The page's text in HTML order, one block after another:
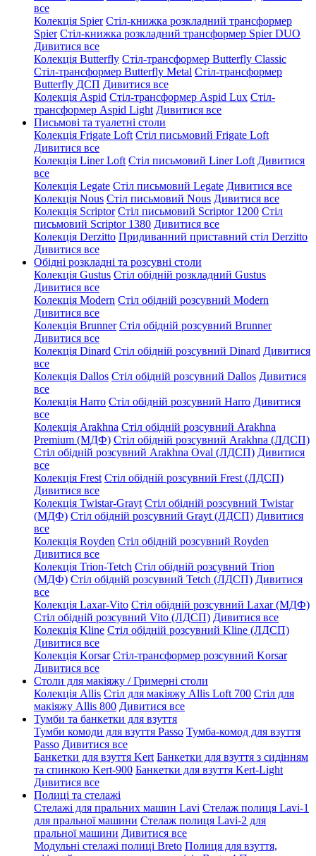
все
Колекція Spier Стіл-книжка розкладний трансформер
Spier Стіл-книжка розкладний трансформер Spier DUO
Дивитися все
Колекція Butterfly Стіл-трансформер Butterfly Classic
Стіл-трансформер Butterfly Metal Стіл-трансформер
Butterfly ДСП Дивитися все
Колекція Aspid Стіл-трансформер Aspid Lux Стіл-
трансформер Aspid Light Дивитися все
Письмові та туалетні столи
Колекція Frigate Loft Стіл письмовий Frigate Loft
Дивитися все
Колекція Liner Loft Стіл письмовий Liner Loft Дивитися
все
Колекція Legate Стіл письмовий Legate Дивитися все
Колекція Nous Стіл письмовий Nous Дивитися все
Колекція Scriptor Стіл письмовий Scriptor 1200 Стіл
письмовий Scriptor 1380 Дивитися все
Колекція Derzitto Придиванний приставний стіл Derzitto
Дивитися все
Обідні розкладні та розсувні столи
Колекція Gustus Стіл обідній розкладний Gustus
Дивитися все
Колекція Modern Стіл обідній розсувний Modern
Дивитися все
Колекція Brunner Стіл обідній розсувний Brunner
Дивитися все
Колекція Dinard Стіл обідній розсувний Dinard Дивитися
все
Колекція Dallos Стіл обідній розсувний Dallos Дивитися
все
Колекція Harro Стіл обідній розсувний Harro Дивитися
все
Колекція Arakhna Стіл обідній розсувний Arakhna
Premium (МДФ) Стіл обідній розсувний Arakhna (ЛДСП)
Стіл обідній розсувний Arakhna Oval (ЛДСП) Дивитися
все
Колекція Frest Стіл обідній розсувний Frest (ЛДСП)
Дивитися все
Колекція Twistar-Grayt Стіл обідній розсувний Twistar
(МДФ) Стіл обідній розсувний Grayt (ЛДСП) Дивитися
все
Колекція Royden Стіл обідній розсувний Royden
Дивитися все
Колекція Trion-Tetch Стіл обідній розсувний Trion
(МДФ) Стіл обідній розсувний Tetch (ЛДСП) Дивитися
все
Колекція Laxar-Vito Стіл обідній розсувний Laxar (МДФ)
Стіл обідній розсувний Vito (ЛДСП) Дивитися все
Колекція Kline Стіл обідній розсувний Kline (ЛДСП)
Дивитися все
Колекція Korsar Стіл-трансформер розсувний Korsar
Дивитися все
Столи для макіяжу / Гримерні столи
Колекція Allis Стіл для макіяжу Allis Loft 700 Стіл для
макіяжу Allis 800 Дивитися все
Тумби та банкетки для взуття
Тумби комоди для взуття Passo Тумба-комод для взуття
Passo Дивитися все
Банкетки для взуття Kert Банкетки для взуття з сидінням
та спинкою Kert-900 Банкетки для взуття Kert-Light
Дивитися все
Полиці та стелажі
Стелажі для пральних машин Lavi Стелаж полиця Lavi-1
для пральної машини Стелаж полиця Lavi-2 для
пральної машини Дивитися все
Модульні стелажі полиці Breto Полиця для взуття,